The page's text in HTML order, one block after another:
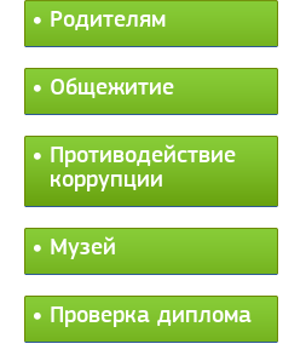
Родителям
Общежитие
Противодействие
коррупции
Музей
Проверка диплома